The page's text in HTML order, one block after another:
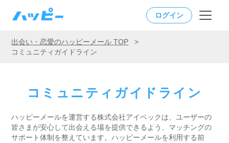
ログイン
出会い・恋愛のハッピーメール TOP
>
コミュニティガイドライン
コミュニティガイドライン
ハッピーメールを運営する株式会社アイベックは、ユーザーの
皆さまが安心して出会える場を提供できるよう、マッチングの
サポート体制を整えています。ハッピーメールを利用する前